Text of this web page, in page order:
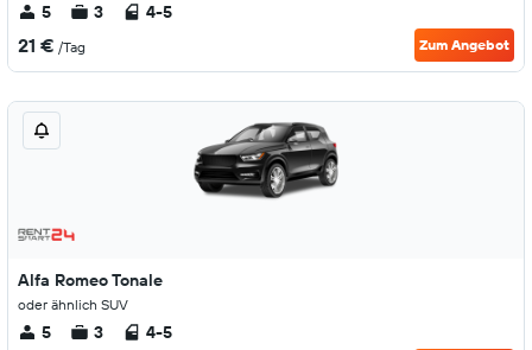
5 3 4-5
21 € /Tag Zum Angebot
Alfa Romeo Tonale
oder ähnlich SUV
5 3 4-5